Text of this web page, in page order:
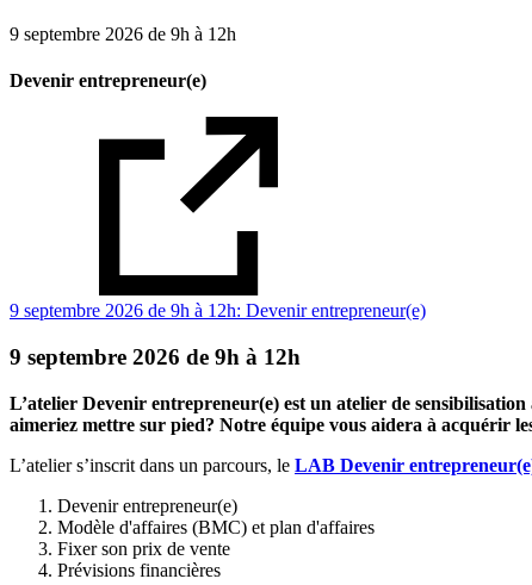
9 septembre 2026 de 9h à 12h
Devenir entrepreneur(e)
9 septembre 2026 de 9h à 12h: Devenir entrepreneur(e)
9 septembre 2026 de 9h à 12h
L’atelier Devenir entrepreneur(e) est un atelier de
aimeriez mettre sur pied? Notre équipe vous aidera à acquérir
L’atelier s’inscrit dans un parcours, le LAB Devenir
Devenir entrepreneur(e)
Modèle d'affaires (BMC) et plan d'affaires
Fixer son prix de vente
Prévisions financières